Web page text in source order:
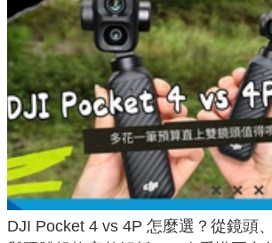
DJI Pocket 4 vs 4P 怎麼選？從鏡頭